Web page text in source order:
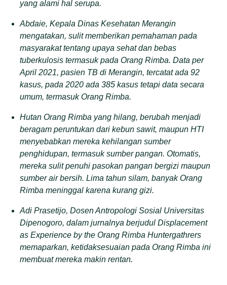
yang alami hal serupa.
Abdaie, Kepala Dinas Kesehatan Merangin
mengatakan, sulit memberikan pemahaman pada
masyarakat tentang upaya sehat dan bebas
tuberkulosis termasuk pada Orang Rimba. Data per
April 2021, pasien TB di Merangin, tercatat ada 92
kasus, pada 2020 ada 385 kasus tetapi data secara
umum, termasuk Orang Rimba.
Hutan Orang Rimba yang hilang, berubah menjadi
beragam peruntukan dari kebun sawit, maupun HTI
menyebabkan mereka kehilangan sumber
penghidupan, termasuk sumber pangan. Otomatis,
mereka sulit penuhi pasokan pangan bergizi maupun
sumber air bersih. Lima tahun silam, banyak Orang
Rimba meninggal karena kurang gizi.
Adi Prasetijo, Dosen Antropologi Sosial Universitas
Dipenogoro, dalam jurnalnya berjudul Displacement
as Experience by the Orang Rimba Huntergathrers
memaparkan, ketidaksesuaian pada Orang Rimba ini
membuat mereka makin rentan.